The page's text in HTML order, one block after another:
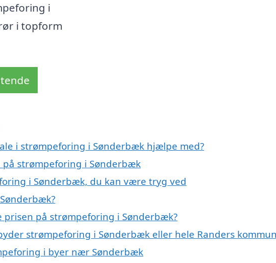
i
i topform
i strømpeforing i Sønderbæk hjælpe med?
strømpeforing i Sønderbæk
i Sønderbæk, du kan være tryg ved
prisen på strømpeforing i Sønderbæk?
strømpeforing i Sønderbæk eller hele Randers
i byer nær Sønderbæk